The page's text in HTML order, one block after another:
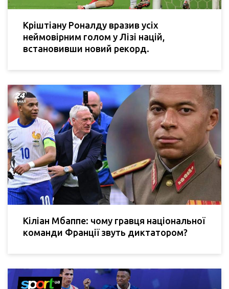
Кріштіану Роналду вразив усіх
неймовірним голом у Лізі націй,
встановивши новий рекорд.
Кіліан Мбаппе: чому гравця національної
команди Франції звуть диктатором?